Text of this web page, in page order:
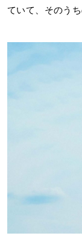
ていて、そのう